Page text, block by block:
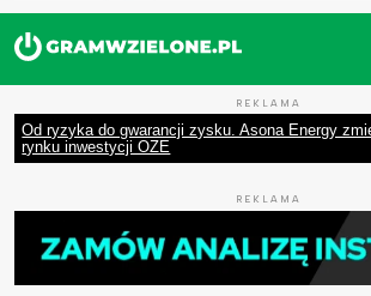
REKLAMA
Od ryzyka do gwarancji zysku. Asona Energy
rynku inwestycji OZE
REKLAMA